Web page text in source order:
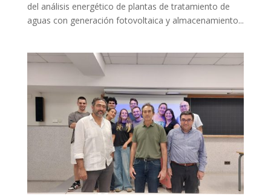
del análisis energético de plantas de tratamiento de
aguas con generación fotovoltaica y almacenamiento...